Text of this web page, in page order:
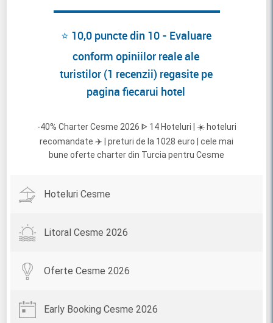
⭐ 10,0 puncte din 10 - Evaluare
conform opiniilor reale ale
turistilor (1 recenzii) regasite pe
pagina fiecarui hotel
-40% Charter Cesme 2026 ᐈ 14 Hoteluri | ☀️ hoteluri
recomandate ✈️ | preturi de la 1028 euro | cele mai
bune oferte charter din Turcia pentru Cesme
Hoteluri Cesme
Litoral Cesme 2026
Oferte Cesme 2026
Early Booking Cesme 2026